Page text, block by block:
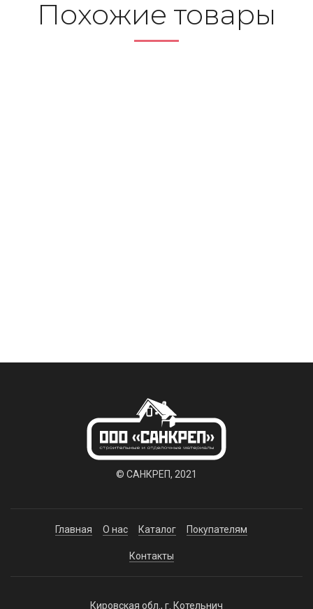
По­хо­жие то­ва­ры
© САНКРЕП, 2021
Главная О нас Каталог Покупателям
Контакты
Кировская обл., г. Котельнич